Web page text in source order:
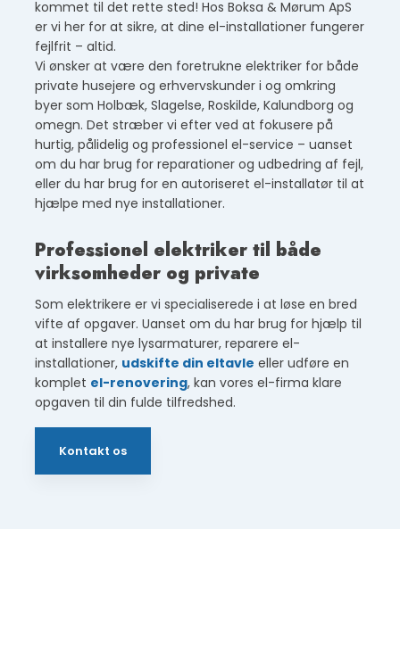
kommet til det rette sted! Hos Boksa & Mørum ApS
er vi her for at sikre, at dine el-installationer fungerer
fejlfrit – altid.
Vi ønsker at være den foretrukne elektriker for både
private husejere og erhvervskunder i og omkring
byer som Holbæk, Slagelse, Roskilde, Kalundborg og
omegn. Det stræber vi efter ved at fokusere på
hurtig, pålidelig og professionel el-service – uanset
om du har brug for reparationer og udbedring af fejl,
eller du har brug for en autoriseret el-installatør til at
hjælpe med nye installationer.
Professionel elektriker til både
virksomheder og private
Som elektrikere er vi specialiserede i at løse en bred
vifte af opgaver. Uanset om du har brug for hjælp til
at installere nye lysarmaturer, reparere el-
installationer, udskifte din eltavle eller udføre en
komplet el-renovering, kan vores el-firma klare
opgaven til din fulde tilfredshed.
Kontakt os